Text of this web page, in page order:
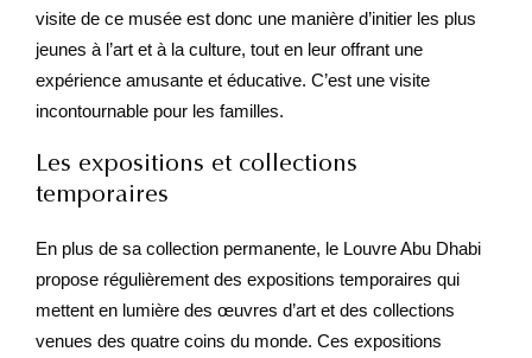
visite de ce musée est donc une manière d’initier les plus
jeunes à l’art et à la culture, tout en leur offrant une
expérience amusante et éducative. C’est une visite
incontournable pour les familles.
Les expositions et collections
temporaires
En plus de sa collection permanente, le Louvre Abu Dhabi
propose régulièrement des expositions temporaires qui
mettent en lumière des œuvres d’art et des collections
venues des quatre coins du monde. Ces expositions